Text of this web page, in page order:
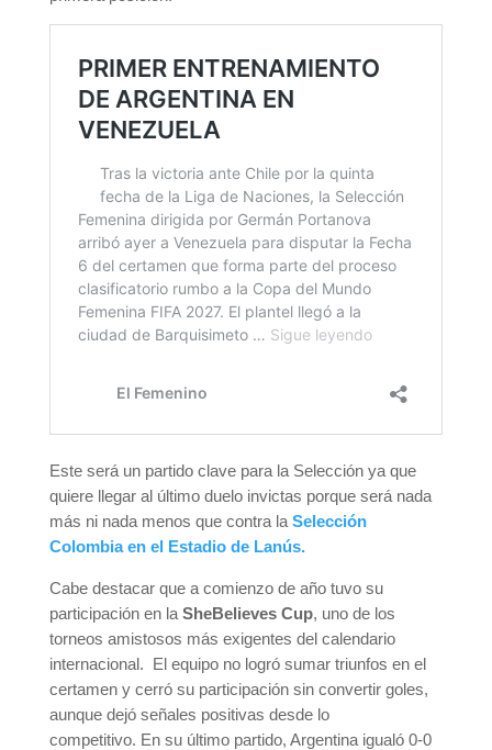
Este será un partido clave para la Selección ya que
quiere llegar al último duelo invictas porque será nada
más ni nada menos que contra la Selección
Colombia en el Estadio de Lanús.
Cabe destacar que a comienzo de año tuvo su
participación en la SheBelieves Cup, uno de los
torneos amistosos más exigentes del calendario
internacional. El equipo no logró sumar triunfos en el
certamen y cerró su participación sin convertir goles,
aunque dejó señales positivas desde lo
competitivo. En su último partido, Argentina igualó 0-0